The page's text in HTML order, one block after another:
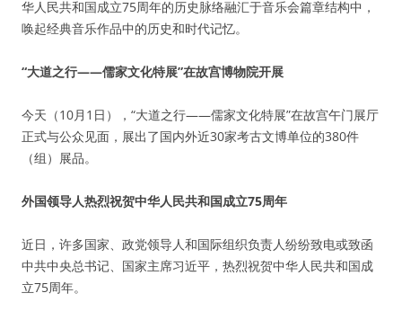
华人民共和国成立75周年的历史脉络融汇于音乐会篇章结构中，
唤起经典音乐作品中的历史和时代记忆。
“大道之行——儒家文化特展”在故宫博物院开展
今天（10月1日），“大道之行——儒家文化特展”在故宫午门展厅
正式与公众见面，展出了国内外近30家考古文博单位的380件
（组）展品。
外国领导人热烈祝贺中华人民共和国成立75周年
近日，许多国家、政党领导人和国际组织负责人纷纷致电或致函
中共中央总书记、国家主席习近平，热烈祝贺中华人民共和国成
立75周年。